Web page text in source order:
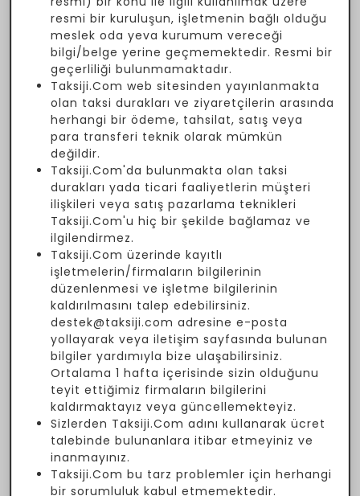
resmi bir kuruluşun, işletmenin bağlı olduğu
meslek oda yeva kurumum vereceği
bilgi/belge yerine geçmemektedir. Resmi bir
geçerliliği bulunmamaktadır.
Taksiji.Com web sitesinden yayınlanmakta
olan taksi durakları ve ziyaretçilerin arasında
herhangi bir ödeme, tahsilat, satış veya
para transferi teknik olarak mümkün
değildir.
Taksiji.Com'da bulunmakta olan taksi
durakları yada ticari faaliyetlerin müşteri
ilişkileri veya satış pazarlama teknikleri
Taksiji.Com'u hiç bir şekilde bağlamaz ve
ilgilendirmez.
Taksiji.Com üzerinde kayıtlı
işletmelerin/firmaların bilgilerinin
düzenlenmesi ve işletme bilgilerinin
kaldırılmasını talep edebilirsiniz.
destek@taksiji.com adresine e-posta
yollayarak veya iletişim sayfasında bulunan
bilgiler yardımıyla bize ulaşabilirsiniz.
Ortalama 1 hafta içerisinde sizin olduğunu
teyit ettiğimiz firmaların bilgilerini
kaldırmaktayız veya güncellemekteyiz.
Sizlerden Taksiji.Com adını kullanarak ücret
talebinde bulunanlara itibar etmeyiniz ve
inanmayınız.
Taksiji.Com bu tarz problemler için herhangi
bir sorumluluk kabul etmemektedir.